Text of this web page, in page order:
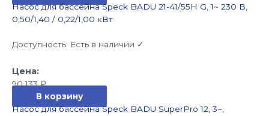
Насос для бассейна Speck BADU 21-41/55H G, 1~ 230 В,
0,50/1,40 / 0,22/1,00 кВт
Доступность: Есть в наличии ✓
90 133₽
В корзину
Насос для бассейна Speck BADU SuperPro 12, 3~,